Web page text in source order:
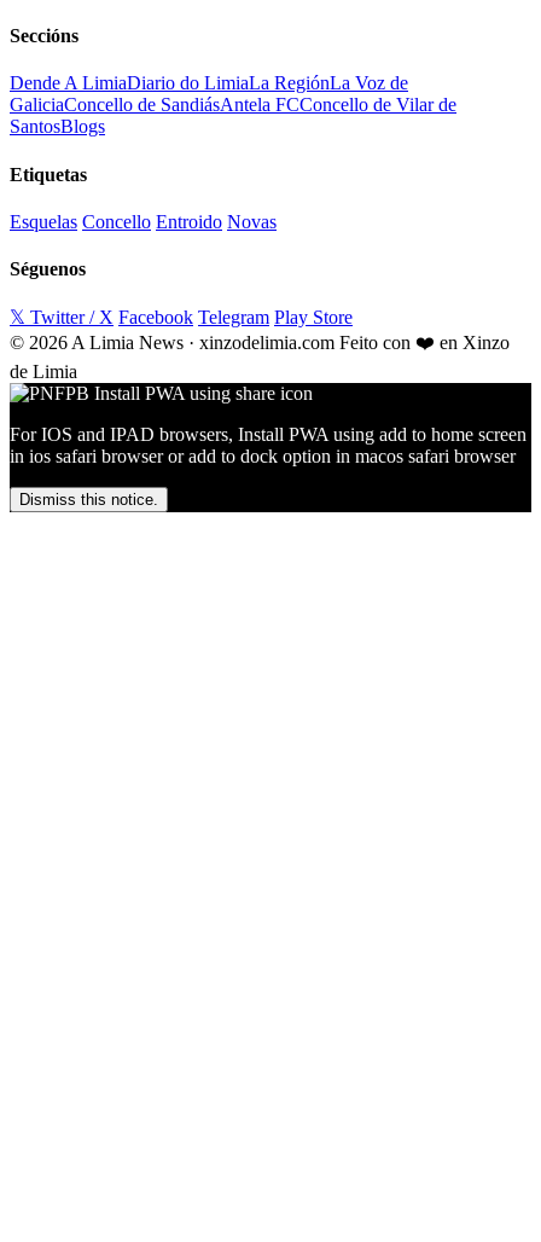
Seccións
Dende A LimiaDiario do LimiaLa RegiónLa Voz de
GaliciaConcello de SandiásAntela FCConcello de Vilar de
SantosBlogs
Etiquetas
Esquelas Concello Entroido Novas
Séguenos
𝕏 Twitter / X Facebook Telegram Play Store
© 2026 A Limia News · xinzodelimia.com Feito con ❤️ en Xinzo
de Limia
For IOS and IPAD browsers, Install PWA using add to home screen
in ios safari browser or add to dock option in macos safari browser
Dismiss this notice.